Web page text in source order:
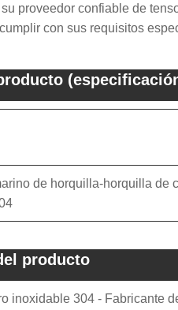
proveedor confiable de
con sus requisitos
de horquilla-horquilla de
producto
inoxidable 304 - Fabricante